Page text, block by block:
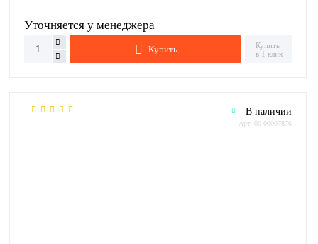
Уточняется у менеджера
Купить
Купить
в 1 клик
В наличии
Арт: 00-00007876